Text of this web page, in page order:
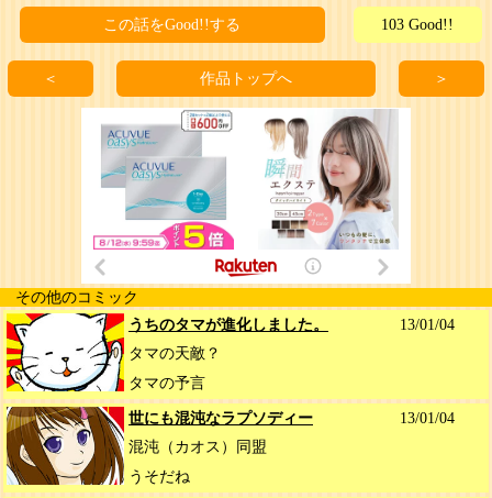
この話をGood!!する 103 Good!!
＜ 作品トップへ ＞
その他のコミック
うちのタマが進化しました。
13/01/04
タマの天敵？
タマの予言
世にも混沌なラプソディー
13/01/04
混沌（カオス）同盟
うそだね